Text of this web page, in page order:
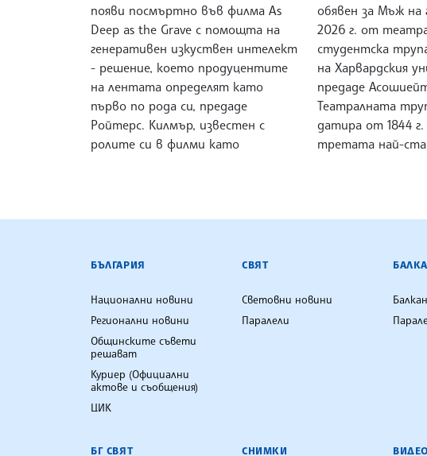
появи посмъртно във филма As
Deep as the Grave с помощта на
генеративен изкуствен интелект
- решение, което продуцентите
на лентата определят като
първо по рода си, предаде
Ройтерс. Килмър, известен с
ролите си в филми като
обявен за Мъж на
2026 г. от
студентска
на Харвардския
предаде
Театралната
датира от 1844
третата най-
БЪЛГАРСКА ТЕЛЕГРАФНА
БЪЛГАРИЯ
Национални новини
Регионални новини
Общинските съвети
решават
Куриер (Официални
актове и съобщения)
ЦИК
СВЯТ
Световни новини
Паралели
БГ СВЯТ СНИМКИ ВИДЕО